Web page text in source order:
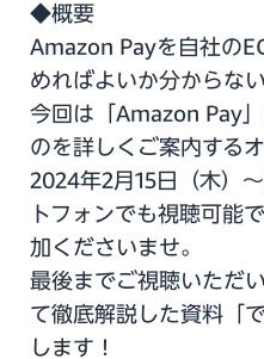
◆概要
Amazon Payを自社の
めればよいか分からな
今回は「Amazon Pay
のを詳しくご案内する
2024年2月15日（木）
トフォンでも視聴可能
加くださいませ。
最後までご視聴いただ
て徹底解説した資料「
します！